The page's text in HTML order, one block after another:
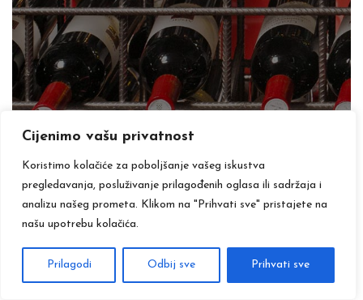
Cijenimo vašu privatnost
Koristimo kolačiće za poboljšanje vašeg iskustva
pregledavanja, posluživanje prilagođenih oglasa ili sadržaja i
analizu našeg prometa. Klikom na "Prihvati sve" pristajete na
našu upotrebu kolačića.
Prilagodi Odbij sve Prihvati sve